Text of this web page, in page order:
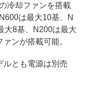
冷却ファンを搭載
は最大10基、N
大8基、N200は最大
ァンが搭載可能。
とも電源は別売